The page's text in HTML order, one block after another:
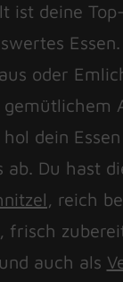
ist deine
oder
dein
ab. Du hast
, reich
, frisch
auch als